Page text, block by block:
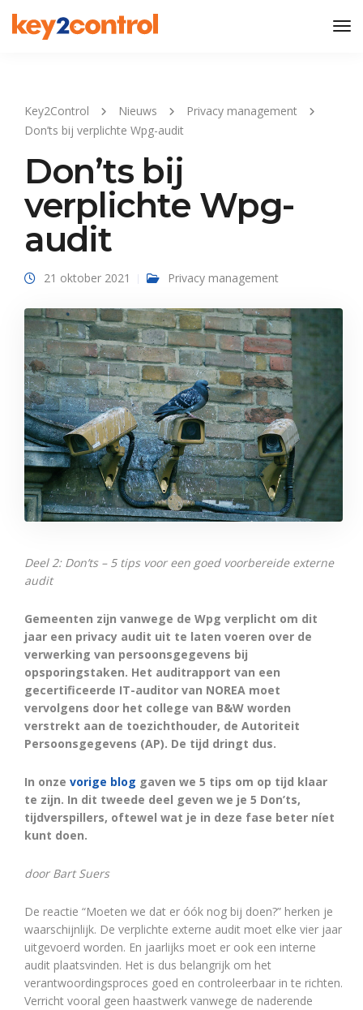
Key2Control Nieuws
Privacy management
Don’ts bij verplichte Wpg-audit
Don’ts bij
verplichte Wpg-
audit
21 oktober 2021 Privacy management
Deel 2: Don’ts – 5 tips voor een goed voorbereide externe
audit
Gemeenten zijn vanwege de Wpg verplicht om dit
jaar een privacy audit uit te laten voeren over de
verwerking van persoonsgegevens bij
opsporingstaken. Het auditrapport van een
gecertificeerde IT-auditor van NOREA moet
vervolgens door het college van B&W worden
verstrekt aan de toezichthouder, de Autoriteit
Persoonsgegevens (AP). De tijd dringt dus.
In onze vorige blog gaven we 5 tips om op tijd klaar
te zijn. In dit tweede deel geven we je 5 Don’ts,
tijdverspillers, oftewel wat je in deze fase beter níet
kunt doen.
door Bart Suers
De reactie “Moeten we dat er óók nog bij doen?” herken je
waarschijnlijk. De verplichte externe audit moet elke vier jaar
uitgevoerd worden. En jaarlijks moet er ook een interne
audit plaatsvinden. Het is dus belangrijk om het
verantwoordingsproces goed en controleerbaar in te richten.
Verricht vooral geen haastwerk vanwege de naderende